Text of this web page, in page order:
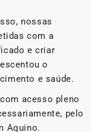
nossas
com a
e criar
o
e saúde.
acesso pleno
pelo
Aquino.